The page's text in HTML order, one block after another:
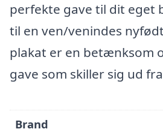
perfekte gave til dit eget
til en ven/venindes
plakat er en betænksom
gave som skiller sig ud
Brand